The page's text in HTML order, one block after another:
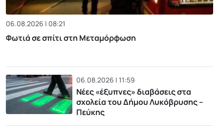
06.08.2026 | 08:21
Φωτιά σε σπίτι στη Μεταμόρφωση
06.08.2026 | 11:59
Νέες «έξυπνες» διαβάσεις στα
σχολεία του Δήμου Λυκόβρυσης –
Πεύκης